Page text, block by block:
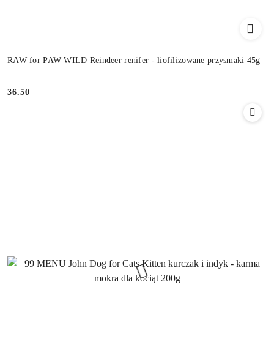
RAW for PAW WILD Reindeer renifer - liofilizowane przysmaki 45g
Cena:
36.50